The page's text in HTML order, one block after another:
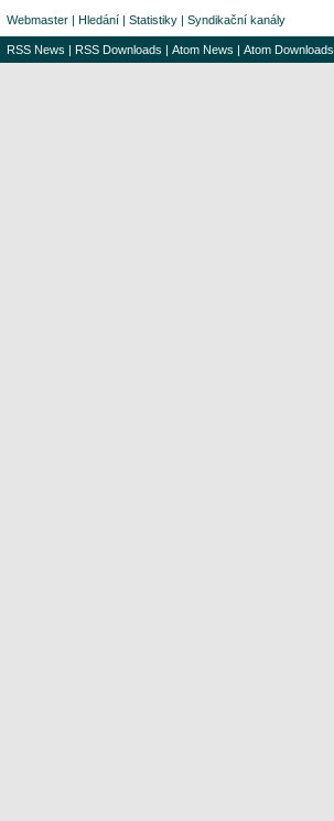
Webmaster | Hledání | Statistiky | Syndikační kanály
RSS News | RSS Downloads | Atom News | Atom Downloads